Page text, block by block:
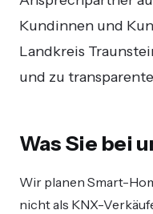
Kundinnen und
Landkreis
und zu
Was Sie bei
Wir planen Smart-
nicht als KNX-